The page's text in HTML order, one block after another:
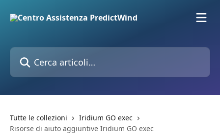
Cerca articoli…
Tutte le collezioni
Iridium GO exec
Risorse di aiuto aggiuntive Iridium GO exec